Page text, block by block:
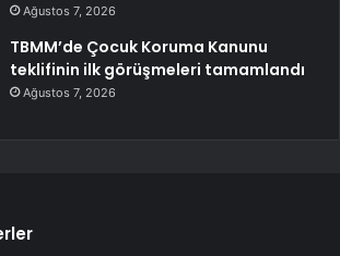
Ağustos 7, 2026
TBMM’de Çocuk Koruma Kanunu
teklifinin ilk görüşmeleri tamamlandı
Ağustos 7, 2026